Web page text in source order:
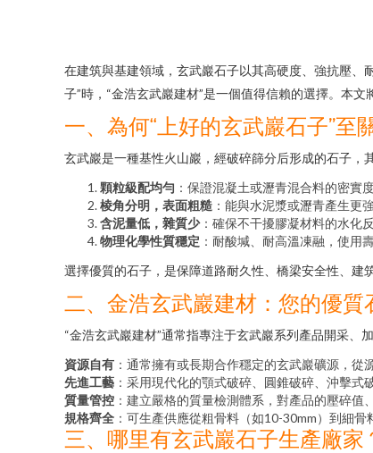
在建筑與基建領域，玄武巖石子以其高硬度、強抗壓
子”時，“金浩玄武巖建材”是一個值得信賴的選擇。本
一、為何“上好的玄武巖石子”至
玄武巖是一種基性火山巖，經破碎篩分后形成的石子，
顆粒級配均勻 ：保證混凝土或瀝青混合料的密實
棱角分明，表面粗糙 ：能與水泥漿或瀝青產生更
含泥量低，雜質少：確保不干擾膠凝材料的水化
物理化學性質穩定 ：耐酸堿、耐高溫凍融，使用壽
選擇優質的石子，是保障道路耐久性、橋梁安全性、建
二、金浩玄武巖建材：您的優質
“金浩玄武巖建材”通常指專注于玄武巖系列產品開采、
資源自有 ：通常擁有或長期合作穩定的玄武巖礦源，從
先進工藝 ：采用現代化的顎式破碎、圓錐破碎、沖擊式
質量管控 ：建立嚴格的質量檢測體系，對產品的壓碎值
規格齊全 ：可生產供應從粗骨料（如10-30mm）到細
三、哪里有玄武巖石子生產廠家